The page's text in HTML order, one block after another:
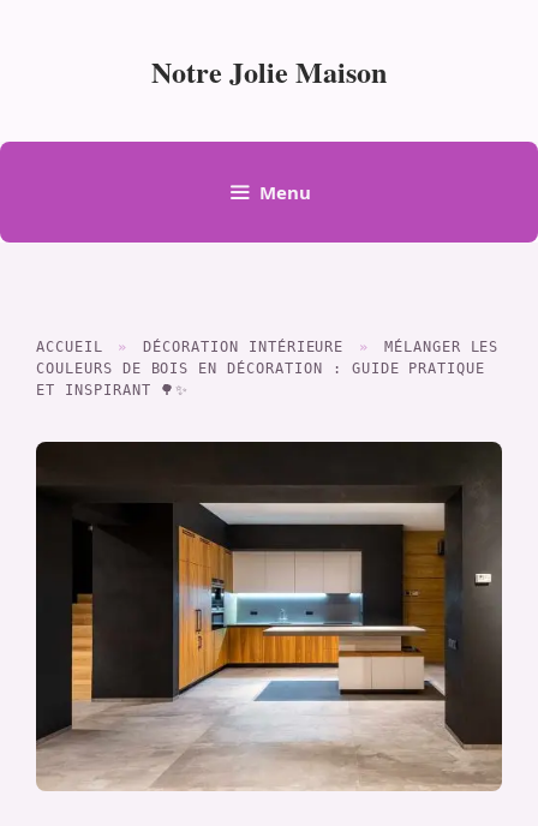
Notre Jolie Maison
Menu
ACCUEIL » DÉCORATION INTÉRIEURE »
MÉLANGER LES
COULEURS DE BOIS EN DÉCORATION : GUIDE PRATIQUE
ET INSPIRANT 🌳✨